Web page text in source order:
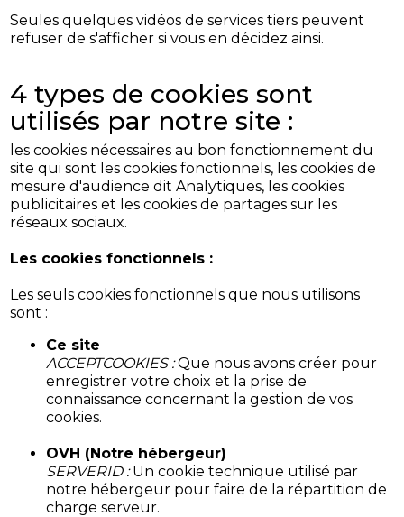
Seules quelques vidéos de services tiers peuvent
refuser de s'afficher si vous en décidez ainsi.
4 types de cookies sont
utilisés par notre site :
les cookies nécessaires au bon fonctionnement du
site qui sont les cookies fonctionnels, les cookies de
mesure d'audience dit Analytiques, les cookies
publicitaires et les cookies de partages sur les
réseaux sociaux.
Les cookies fonctionnels :
Les seuls cookies fonctionnels que nous utilisons
sont :
Ce site
ACCEPTCOOKIES :Que nous avons créer pour
enregistrer votre choix et la prise de
connaissance concernant la gestion de vos
cookies.
OVH (Notre hébergeur)
SERVERID :Un cookie technique utilisé par
notre hébergeur pour faire de la répartition de
charge serveur.